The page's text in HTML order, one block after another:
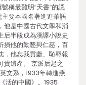
稱最難明“天書”的認
要本國名著進進華語
他是中國古代文學和消
后半段成為漢譯小說史
損他的勤懇與仁慈，百
，他忘我貢獻、恥辱報
貴遺產。 京派后起之
文系，1933年轉進燕
活的中國》。1935